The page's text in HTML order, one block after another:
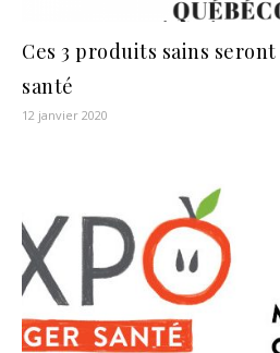
Ces 3 produits sains seront
santé
12 janvier 2020